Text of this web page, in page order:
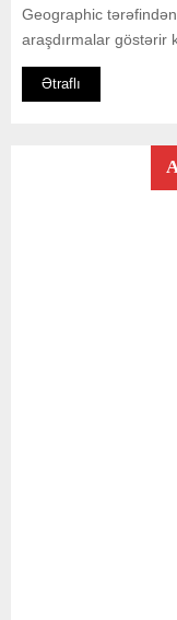
Geographic
araşdırmalar göstərir
Ətraflı